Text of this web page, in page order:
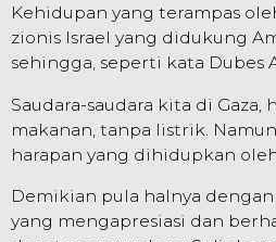
Kehidupan yang terampas
zionis Israel yang didukung
sehingga, seperti kata Dubes
Saudara-saudara kita di
makanan, tanpa listrik.
harapan yang dihidupkan
Demikian pula halnya
yang mengapresiasi dan